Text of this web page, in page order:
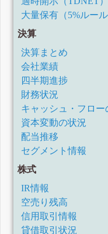
大量保有（5%ルール
決算
決算まとめ
会社業績
四半期進捗
財務状況
キャッシュ・フロー
資本変動の状況
配当推移
セグメント情報
株式
IR情報
空売り残高
信用取引情報
貸借取引状況